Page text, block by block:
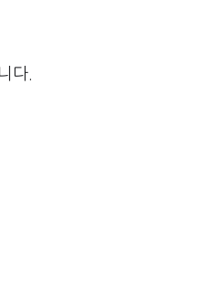
다.